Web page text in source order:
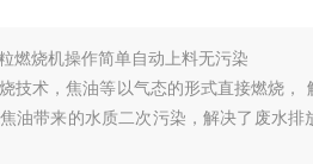
燃烧机操作简单自动上料无污染
技术，焦油等以气态的形式直接燃烧，
油带来的水质二次污染，解决了废水排